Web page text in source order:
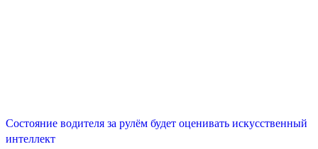
Состояние водителя за рулём будет оценивать искусственный
интеллект